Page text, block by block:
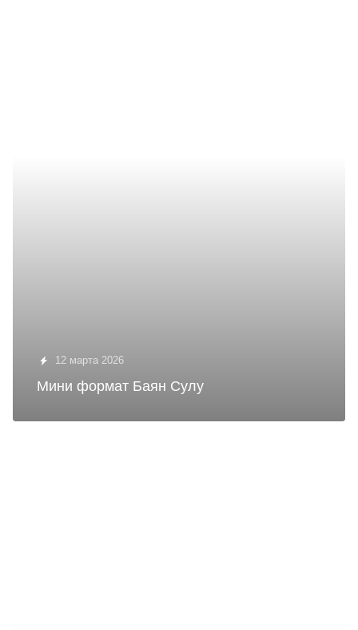
12 марта 2026
Мини формат Баян Сулу